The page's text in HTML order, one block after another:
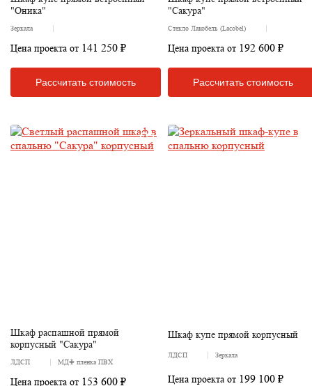
"Оника"
Зеркала
Цена проекта от 141 250 ₽
Рассчитать стоимость
"Сакура"
Стекло Лакобель (Lacobel)
Цена проекта от 192 600 ₽
Рассчитать стоимость
Шкаф распашной прямой
корпусный "Сакура"
ЛДСП МДФ пленка ПВХ
Цена проекта от 153 600 ₽
Шкаф купе прямой корпусный
ЛДСП Зеркала
Цена проекта от 199 100 ₽